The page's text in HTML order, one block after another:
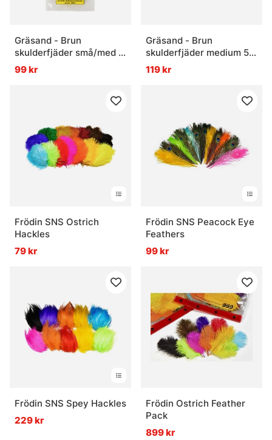
Gräsand - Brun
skulderfjäder små/med 5
par
99 kr
Gräsand - Brun
skulderfjäder medium 5
par
119 kr
Frödin SNS Ostrich
Hackles
79 kr
Frödin SNS Peacock Eye
Feathers
99 kr
Frödin SNS Spey Hackles
229 kr
Frödin Ostrich Feather
Pack
899 kr